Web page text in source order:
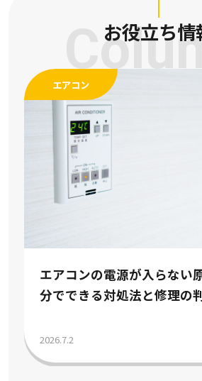
お役立ち情
エアコン
エアコンをつける時期はい
2026.7.2